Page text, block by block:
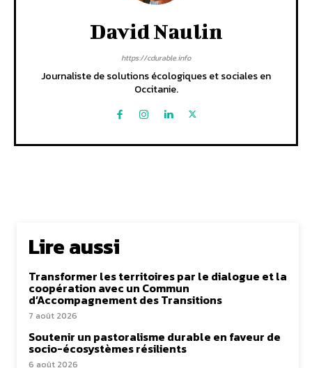
David Naulin
https://cdurable.info
Journaliste de solutions écologiques et sociales en
Occitanie.
Lire aussi
Transformer les territoires par le dialogue et la
coopération avec un Commun
d’Accompagnement des Transitions
7 août 2026
Soutenir un pastoralisme durable en faveur de
socio-écosystèmes résilients
6 août 2026